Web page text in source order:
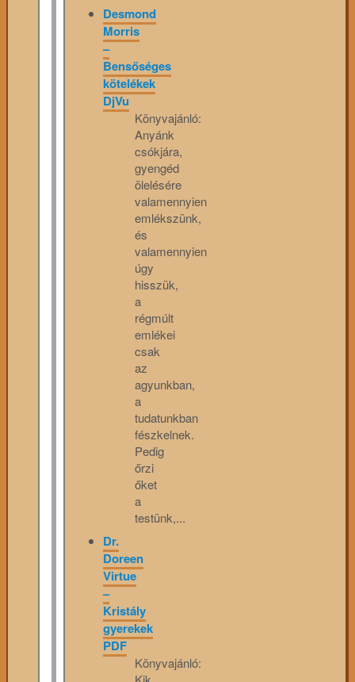
Desmond
Morris
–
Bensőséges
kötelékek
DjVu
Könyvajánló:
Anyánk
csókjára,
gyengéd
ölelésére
valamennyien
emlékszünk,
és
valamennyien
úgy
hisszük,
a
régmúlt
emlékei
csak
az
agyunkban,
a
tudatunkban
fészkelnek.
Pedig
őrzi
őket
a
testünk,...
Dr.
Doreen
Virtue
–
Kristály
gyerekek
PDF
Könyvajánló: